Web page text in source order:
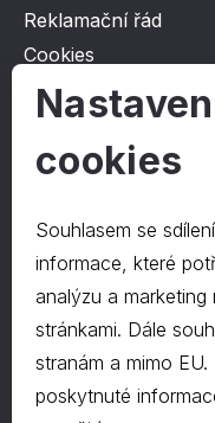
Reklamační řád
Cookies
Ochrana osobních
O společnosti
Kontakt
O nás
Kontakty
577 222 666
cookies
Souhlasem se
informace, které
analýzu a
stránkami. Dále souhlasíte s předáním údajů třetím
stranám a mimo
poskytnuté